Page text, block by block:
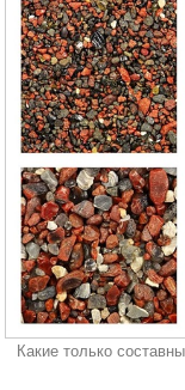
Какие только